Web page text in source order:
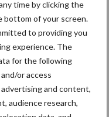
time by clicking the
bottom of your screen.
to providing you
experience. The
for the following
or access
and content,
audience research,
daalt
criminelen